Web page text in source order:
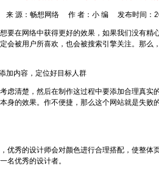
来 源： 畅想网络 作 者：小 编 发布时间：
在网络中获得更好的效果，如果我们没有精
会被用户所喜欢，也会被搜索引擎关注。那么
内容，定位好目标人群
清楚，然后在制作这过程中要添加合理真实
身的效果。作不便捷，那么这个网站就是失败
秀的设计师会对颜色进行合理搭配，使整体
名优秀的设计者。